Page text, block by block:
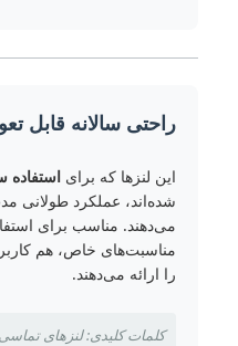
راحتی سالانه قابل
این لنزها که برای استفاده
شده‌اند، عملکرد طولانی
می‌دهند. مناسب برای
مناسبت‌های خاص، هم
را ارائه می‌دهند.
کلمات کلیدی: لنزهای